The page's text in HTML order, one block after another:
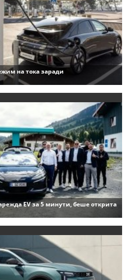
на тока заради
EV за 5 минути, беше открита